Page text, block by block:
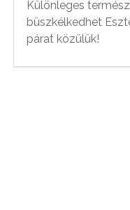
Különleges
büszkélkedhet
párat közülük!